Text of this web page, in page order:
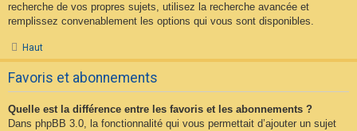
recherche de vos propres sujets, utilisez la recherche avancée et
remplissez convenablement les options qui vous sont disponibles.
Haut
Favoris et abonnements
Quelle est la différence entre les favoris et les abonnements ?
Dans phpBB 3.0, la fonctionnalité qui vous permettait d’ajouter un sujet